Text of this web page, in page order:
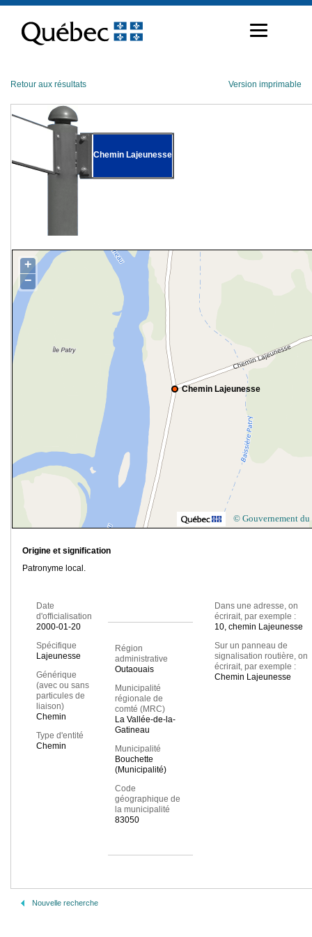
contenu
Retour aux résultats Version imprimable
Chemin Lajeunesse
Chemin Lajeunesse
+
−
© Gouvernement du
Origine et signification
Patronyme local.
Date
d'officialisation
2000-01-20
Spécifique
Lajeunesse
Générique
(avec ou sans
particules de
liaison)
Chemin
Type d'entité
Chemin
Région
administrative
Outaouais
Municipalité
régionale de
comté (MRC)
La Vallée-de-la-
Gatineau
Municipalité
Bouchette
(Municipalité)
Code
géographique de
la municipalité
83050
Dans une adresse, on
écrirait, par exemple :
10, chemin Lajeunesse
Sur un panneau de
signalisation routière, on
écrirait, par exemple :
Chemin Lajeunesse
Nouvelle recherche